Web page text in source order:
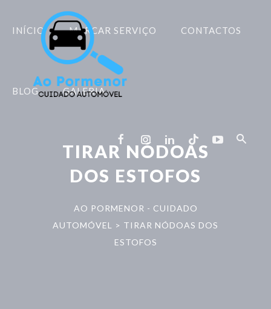
INÍCIO MARCAR SERVIÇO CONTACTOS
BLOG GALERIA
TIRAR NÓDOAS
DOS ESTOFOS
AO PORMENOR - CUIDADO
AUTOMÓVEL
> TIRAR NÓDOAS DOS
ESTOFOS